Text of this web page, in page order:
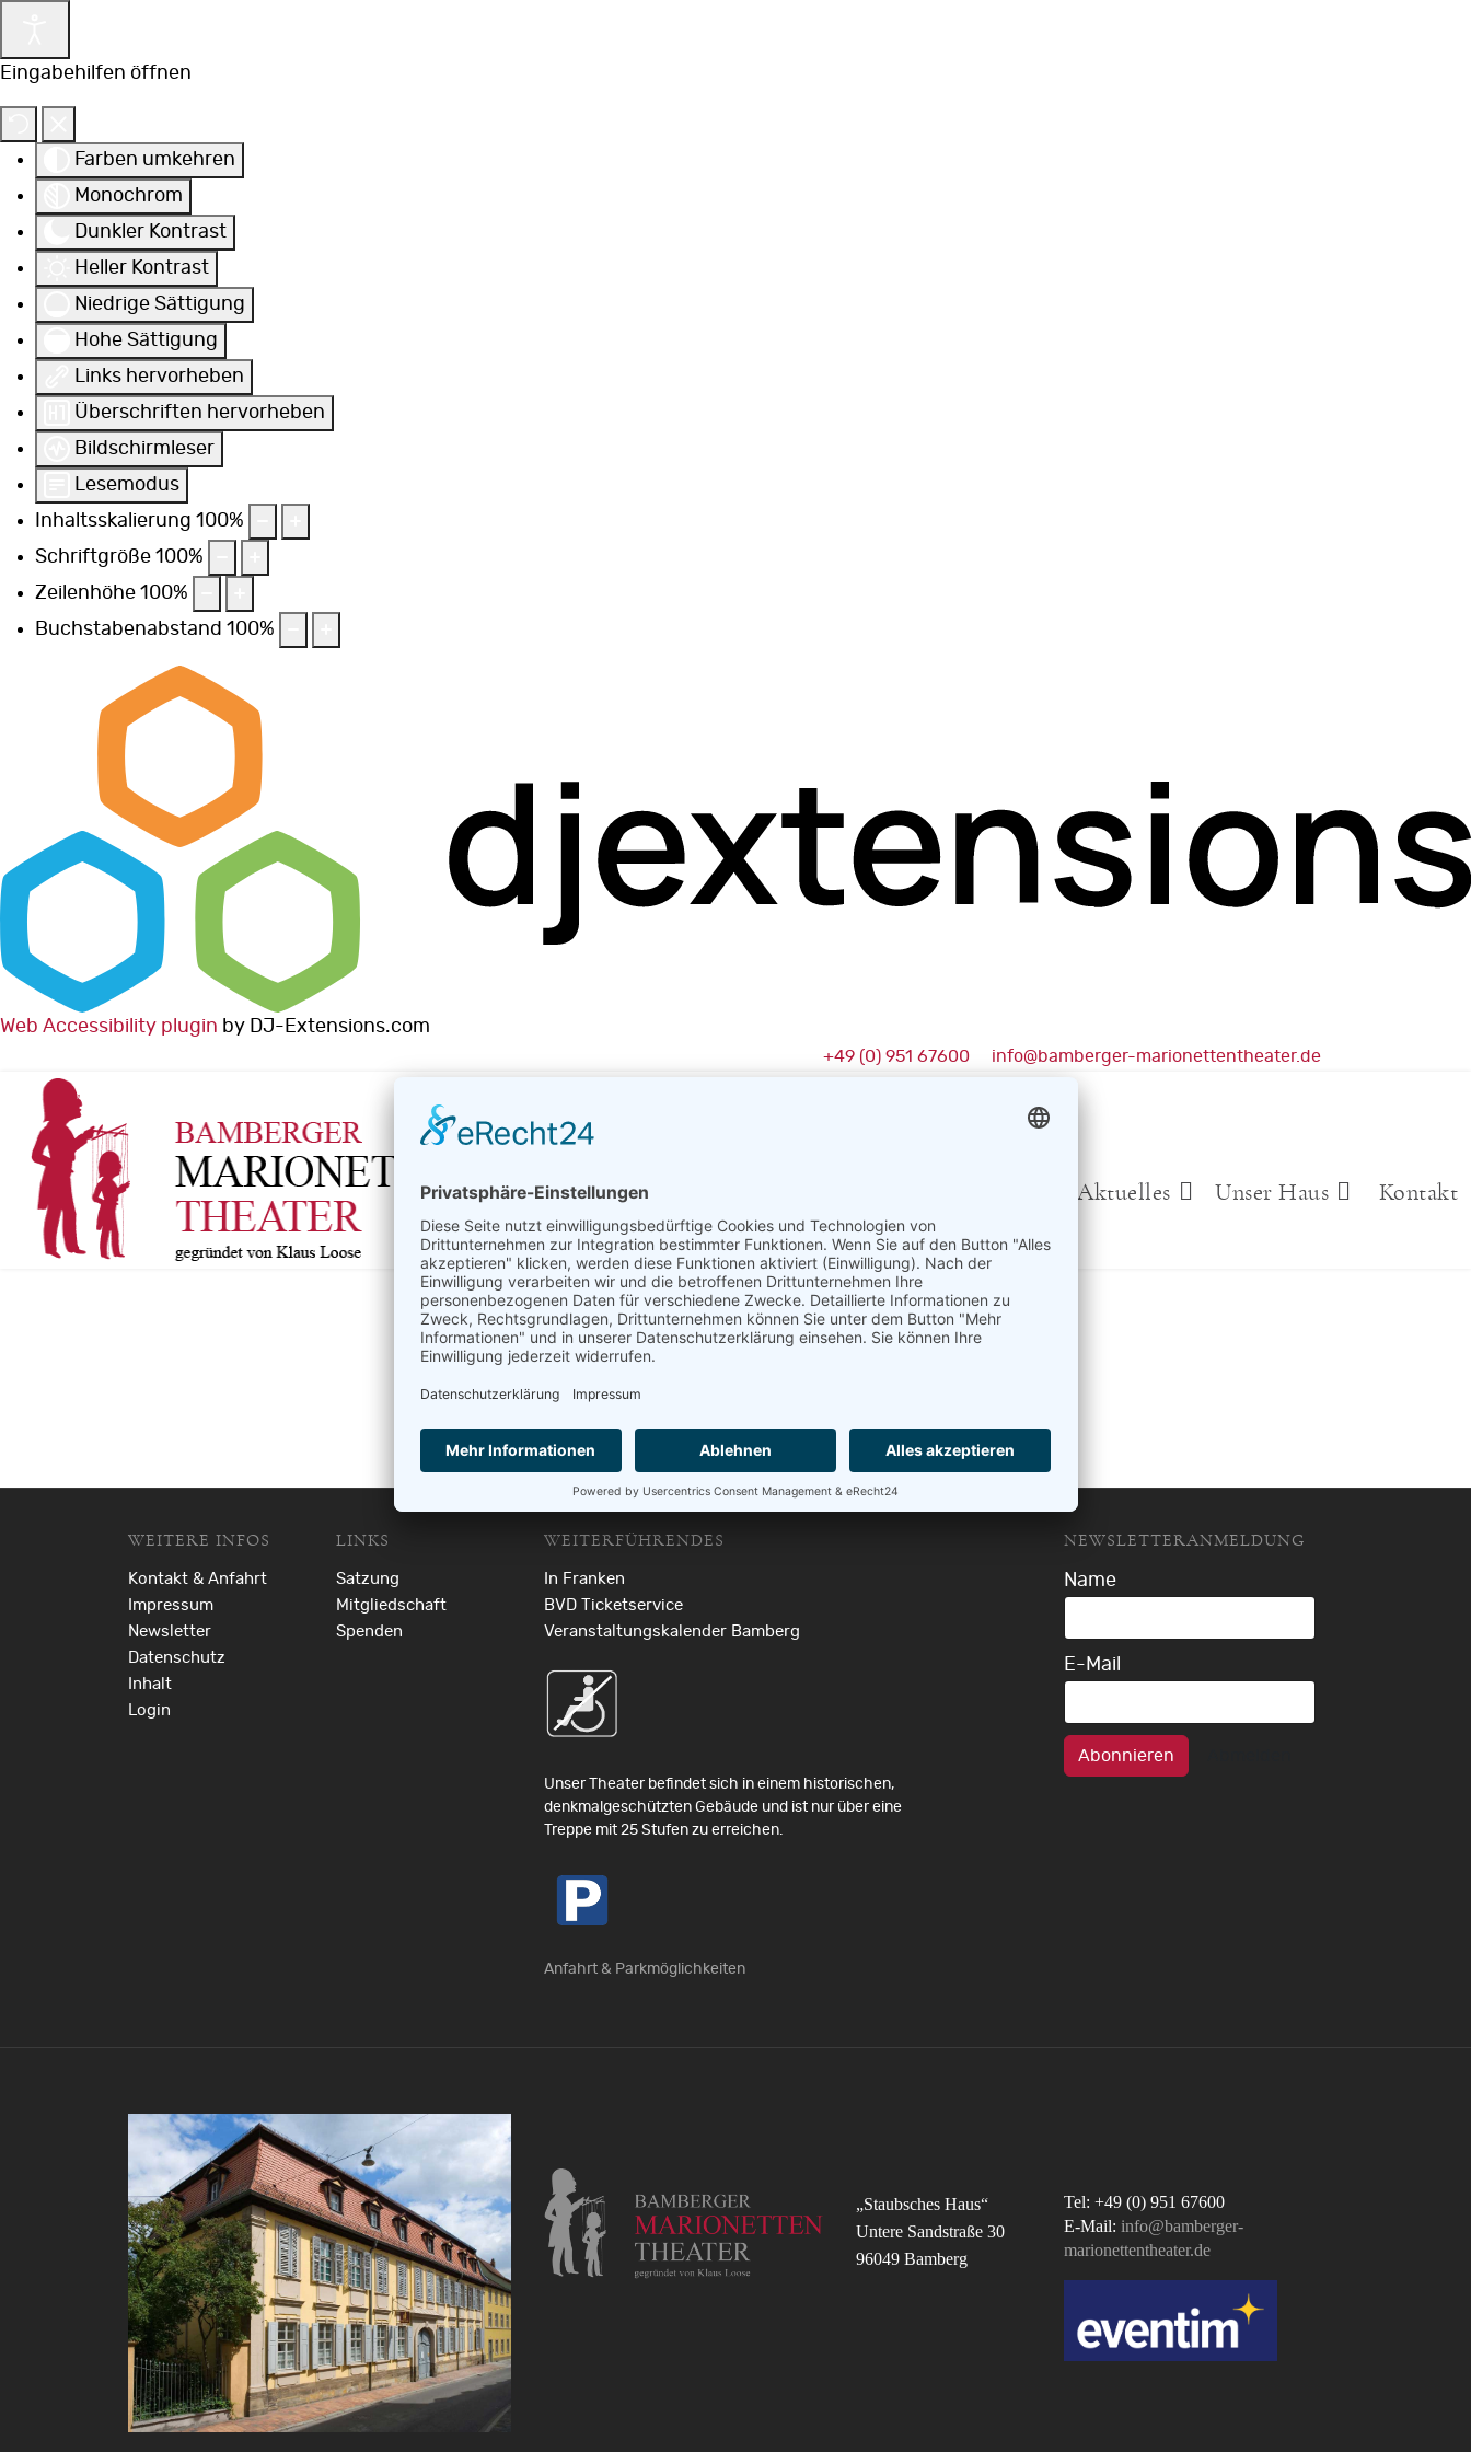
Eingabehilfen öffnen
Farben umkehren
Monochrom
Dunkler Kontrast
Heller Kontrast
Niedrige Sättigung
Hohe Sättigung
Links hervorheben
Überschriften hervorheben
Bildschirmleser
Lesemodus
Inhaltsskalierung 100%
Schriftgröße 100%
Zeilenhöhe 100%
Buchstabenabstand 100%
Web Accessibility plugin by DJ-Extensions.com
+49 (0) 951 67600 info@bamberger-marionettentheater.de
Aktuelles Unser Haus Kontakt
WEITERE INFOS
Kontakt & Anfahrt
Impressum
Newsletter
Datenschutz
Inhalt
Login
LINKS
Satzung
Mitgliedschaft
Spenden
WEITERFÜHRENDES
In Franken
BVD Ticketservice
Veranstaltungskalender Bamberg
Unser Theater befindet sich in einem historischen,
denkmalgeschützten Gebäude und ist nur über eine
Treppe mit 25 Stufen zu erreichen.
Anfahrt & Parkmöglichkeiten
NEWSLETTERANMELDUNG
Name
E-Mail
Abonnieren
„Staubsches Haus“
Untere Sandstraße 30
96049 Bamberg
Tel: +49 (0) 951 67600
E-Mail: info@bamberger-
marionettentheater.de